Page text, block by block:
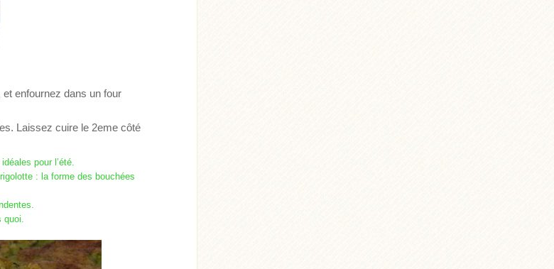
enfournez dans un four
Laissez cuire le 2eme côté
pour l’été.
: la forme des bouchées
quoi.